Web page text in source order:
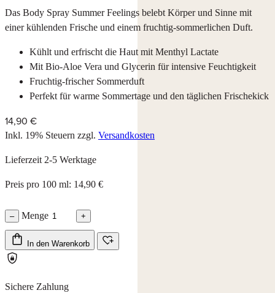
Das Body Spray Summer Feelings belebt Körper und Sinne mit
einer kühlenden Frische und einem fruchtig-sommerlichen Duft.
Kühlt und erfrischt die Haut mit Menthyl Lactate
Mit Bio-Aloe Vera und Glycerin für intensive Feuchtigkeit
Fruchtig-frischer Sommerduft
Perfekt für warme Sommertage und den täglichen Frischekick
14,90 €
Inkl. 19% Steuern zzgl. Versandkosten
Lieferzeit 2-5 Werktage
Preis pro 100 ml: 14,90 €
– Menge +
In den Warenkorb
Sichere Zahlung